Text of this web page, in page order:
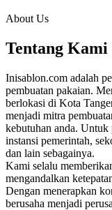
About Us
Tentang Kami
Inisablon.com adalah
pembuatan pakaian.
berlokasi di Kota
menjadi mitra
kebutuhan anda. Untuk
instansi pemerintah,
dan lain sebagainya.
Kami selalu
mengandalkan
Dengan menerapkan
berusaha menjadi